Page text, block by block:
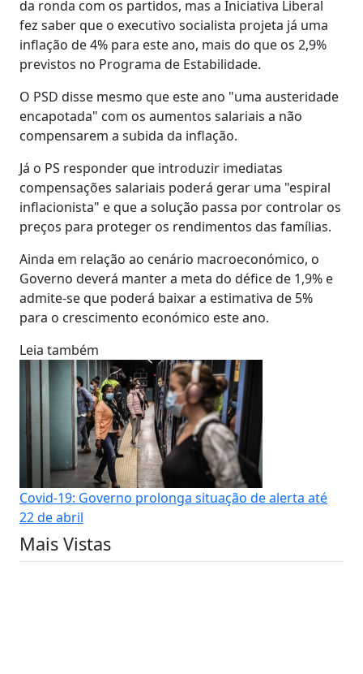
da ronda com os partidos, mas a Iniciativa Liberal
fez saber que o executivo socialista projeta já uma
inflação de 4% para este ano, mais do que os 2,9%
previstos no Programa de Estabilidade.
O PSD disse mesmo que este ano "uma austeridade
encapotada" com os aumentos salariais a não
compensarem a subida da inflação.
Já o PS responder que introduzir imediatas
compensações salariais poderá gerar uma "espiral
inflacionista" e que a solução passa por controlar os
preços para proteger os rendimentos das famílias.
Ainda em relação ao cenário macroeconómico, o
Governo deverá manter a meta do défice de 1,9% e
admite-se que poderá baixar a estimativa de 5%
para o crescimento económico este ano.
Leia também
Covid-19: Governo prolonga situação de alerta até
22 de abril
Mais Vistas